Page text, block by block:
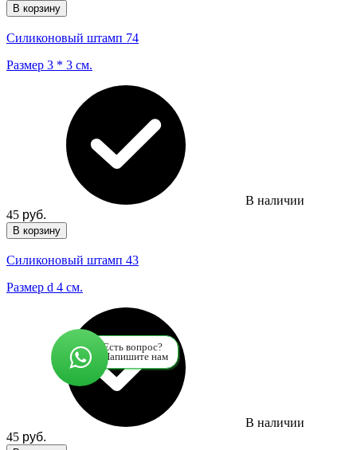
В корзину
Силиконовый штамп 74
Размер 3 * 3 см.
В наличии
45 руб.
В корзину
Силиконовый штамп 43
Размер d 4 см.
В наличии
45 руб.
Есть вопрос?
Напишите нам